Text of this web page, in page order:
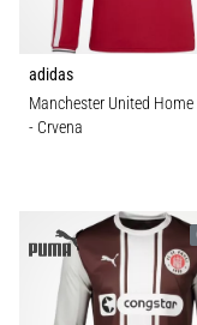
adidas
Manchester United
- Crvena